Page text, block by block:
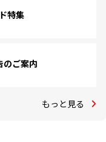
特集
のご案内
もっと見る